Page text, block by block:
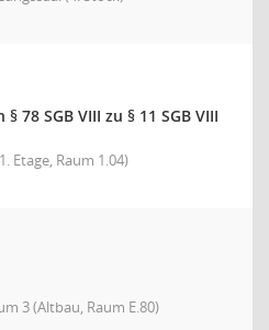
78 SGB VIII zu § 11 SGB VIII
Etage, Raum 1.04)
3 (Altbau, Raum E.80)